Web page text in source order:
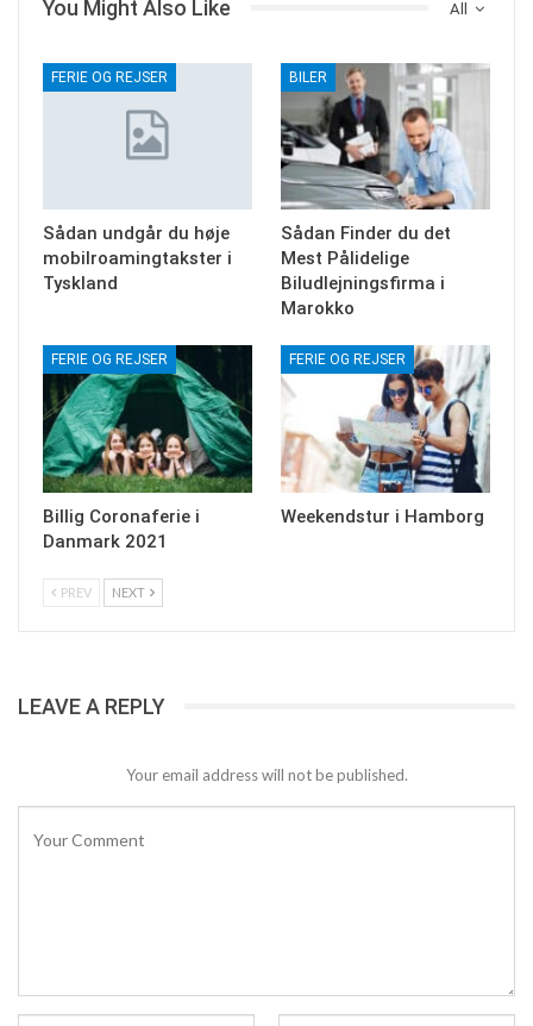
All
You Might Also Like
FERIE OG REJSER
Sådan undgår du høje
mobilroamingtakster i
Tyskland
BILER
Sådan Finder du det
Mest Pålidelige
Biludlejningsfirma i
Marokko
FERIE OG REJSER
Billig Coronaferie i
Danmark 2021
FERIE OG REJSER
Weekendstur i Hamborg
PREV NEXT
LEAVE A REPLY
Your email address will not be published.